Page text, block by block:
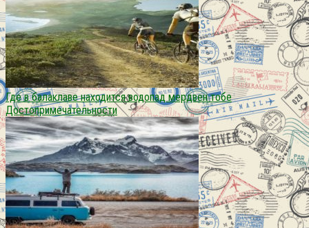
Где в балаклаве находится водопад мердвен тобе
Достопримечательности